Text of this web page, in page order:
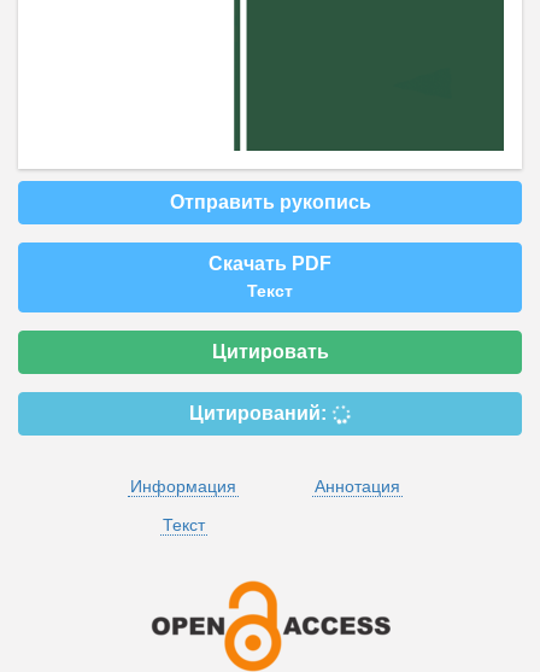
Отправить рукопись
Скачать PDF
Текст
Цитировать
Цитирований:
Информация
Аннотация
Текст